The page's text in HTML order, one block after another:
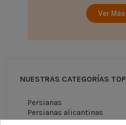
Ver Más
NUESTRAS CATEGORÍAS TOP
Persianas
Persianas alicantinas
Persianas enrollables